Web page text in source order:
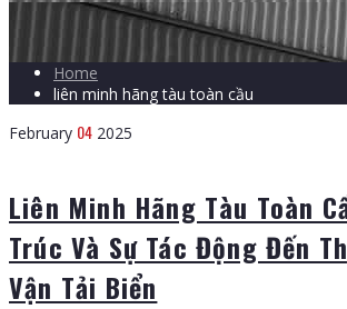
Home
liên minh hãng tàu toàn cầu
February 04 2025
Liên Minh Hãng Tàu Toàn
Trúc Và Sự Tác Động Đến
Vận Tải Biển